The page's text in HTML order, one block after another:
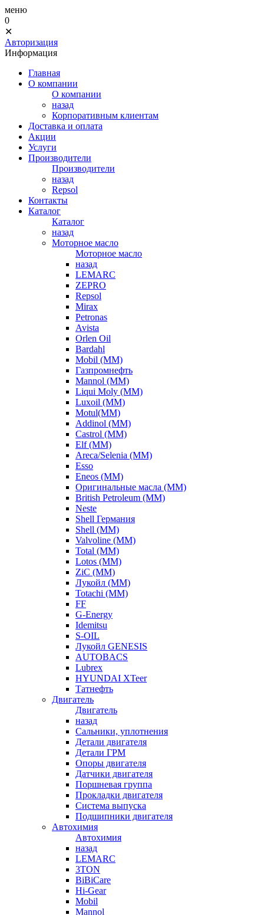
меню
0
✕
Авторизация
Информация
Главная
О компании
О компании
назад
Корпоративным клиентам
Доставка и оплата
Акции
Услуги
Производители
Производители
назад
Repsol
Контакты
Каталог
Каталог
назад
Моторное масло
Моторное масло
назад
LEMARC
ZEPRO
Repsol
Mirax
Petronas
Avista
Orlen Oil
Bardahl
Mobil (ММ)
Газпромнефть
Mannol (ММ)
Liqui Moly (ММ)
Luxoil (ММ)
Motul(ММ)
Addinol (ММ)
Castrol (ММ)
Elf (ММ)
Areca/Selenia (ММ)
Esso
Eneos (ММ)
Оригинальные масла (ММ)
British Petroleum (ММ)
Neste
Shell Германия
Shell (ММ)
Valvoline (ММ)
Total (ММ)
Lotos (ММ)
ZiC (ММ)
Лукойл (ММ)
Totachi (MM)
FF
G-Energy
Idemitsu
S-OIL
Лукойл GENESIS
AUTOBACS
Lubrex
HYUNDAI XTeer
Татнефть
Двигатель
Двигатель
назад
Сальники, уплотнения
Детали двигателя
Детали ГРМ
Опоры двигателя
Датчики двигателя
Поршневая группа
Прокладки двигателя
Система выпуска
Подшипники двигателя
Автохимия
Автохимия
назад
LEMARC
3TON
BiBiCare
Hi-Gear
Mobil
Mannol